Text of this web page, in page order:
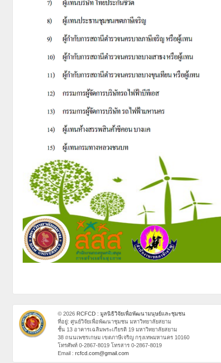
© 2026RCFCD : มูลนิธิวิจัยเพื่อพัฒนามนุษย์และชุมชน
ที่อยู่: ศูนย์วิจัยเพื่อพัฒนาชุมชน มหาวิทยาลัยสยาม
ชั้น 13 อาคารเฉลิมพระเกียรติ 19 มหาวิทยาลัยสยาม
38 ถนนเพชรเกษม เขตภาษีเจริญ กรุงเทพมหานคร 10160
โทรศัพท์ 0-2867-8019 โทรสาร 0-2867-8019
Email : rcfcd.com@gmail.com